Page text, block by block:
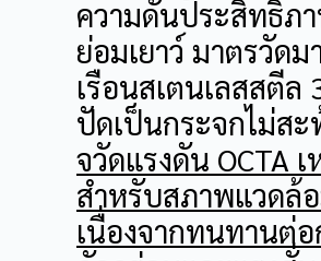
ความดันประสิทธิภ
ย่อมเยาว์ มาตรวัดม
เรือนสเตนเลสสตีล
ปัดเป็นกระจกไม่ส
จวัดแรงดัน OCTA เ
สำหรับสภาพแวดล้
เนื่องจากทนทานต่อ